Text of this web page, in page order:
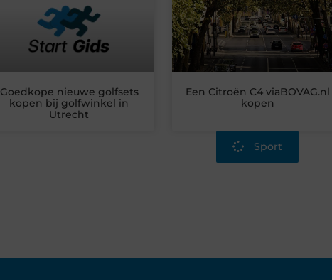
Goedkope nieuwe golfsets
kopen bij golfwinkel in
Utrecht
Een Citroën C4 viaBOVAG.nl
kopen
Sport